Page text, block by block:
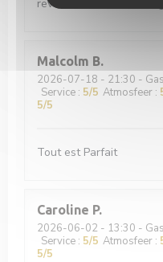
reviendrons ! Bon
Malcolm B
2026-07-18 - 21:30 -
Service : 5/5 Atmosfeer :
5/5
Tout est Parfait
Caroline P
2026-06-02 - 13:30 -
Service : 5/5 Atmosfeer :
5/5